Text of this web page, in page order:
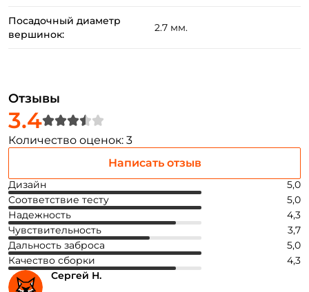
Посадочный диаметр
вершинок:
2.7 мм.
Отзывы
3.4
Количество оценок: 3
Написать отзыв
Дизайн
5,0
Соответствие тесту
5,0
Надежность
4,3
Чувствительность
3,7
Дальность заброса
5,0
Качество сборки
4,3
Сергей Н.